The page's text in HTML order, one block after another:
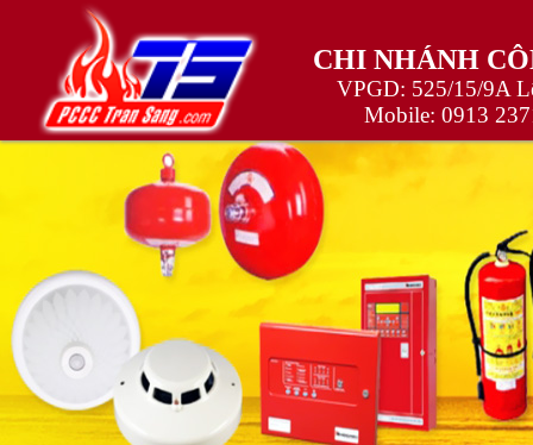
CHI NHÁNH
VPGD: 525/15/9A
Mobile: 0913